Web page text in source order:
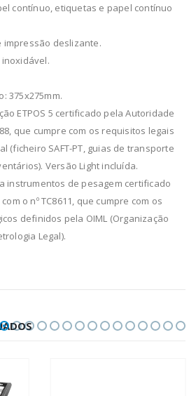
contínuo, etiquetas e papel contínuo
impressão deslizante.
inoxidável.
375x275mm.
ETPOS 5 certificado pela Autoridade
que cumpre com os requisitos legais
(ficheiro SAFT-PT, guias de transporte
Versão Light incluída.
instrumentos de pesagem certificado
o nº TC8611, que cumpre com os
definidos pela OIML (Organização
Legal).